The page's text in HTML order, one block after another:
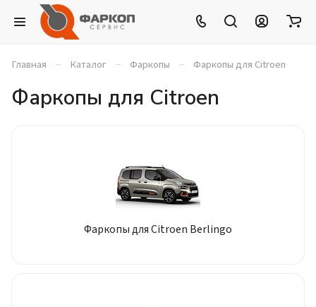
Главная – Каталог – Фаркопы – Фаркопы для Citroen
Фаркопы для Citroen
Фаркопы для Citroen Berlingo